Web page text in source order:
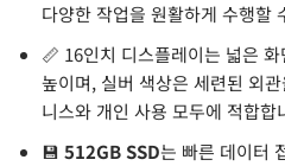
다양한 작업을 원활하게 수행할
📏 16인치 디스플레이는 넓은
높이며, 실버 색상은 세련된 외
니스와 개인 사용 모두에 적합합
💾 512GB SSD는 빠른 데이터